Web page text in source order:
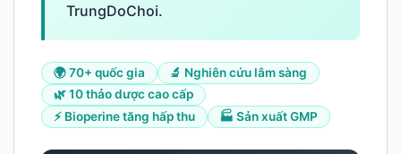
TrungDoChoi.
🌍 70+ quốc gia
🔬 Nghiên cứu lâm sàng
🌿 10 thảo dược cao cấp
⚡ Bioperine tăng hấp thu
🏭 Sản xuất GMP